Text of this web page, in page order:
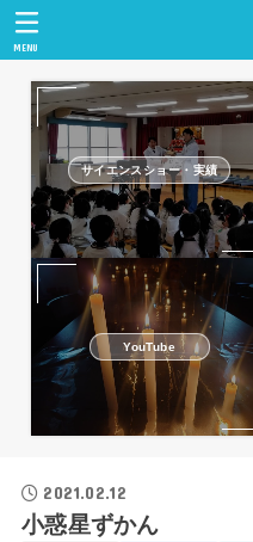
MENU
サイエンスショー・実績
YouTube
2021.02.12
小惑星ずかん